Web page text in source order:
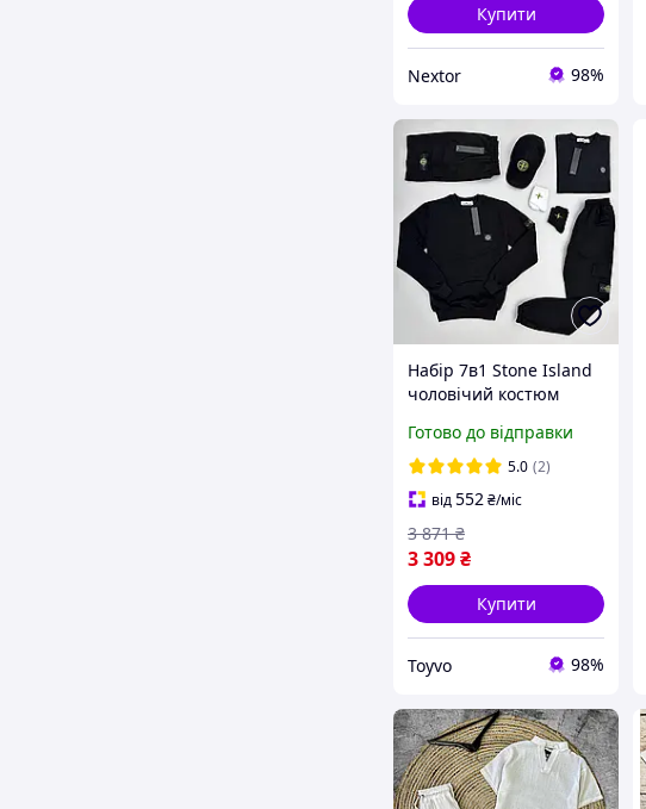
Купити
Nextor 98%
Набір 7в1 Stone Island
чоловічий костюм
штани футболка шорти
кепка 2 пари
шкарпеток Toyvoo
Готово до відправки
5.0 (2)
від552₴/міс
3 309₴
3 871 ₴
Купити
Toyvo 98%